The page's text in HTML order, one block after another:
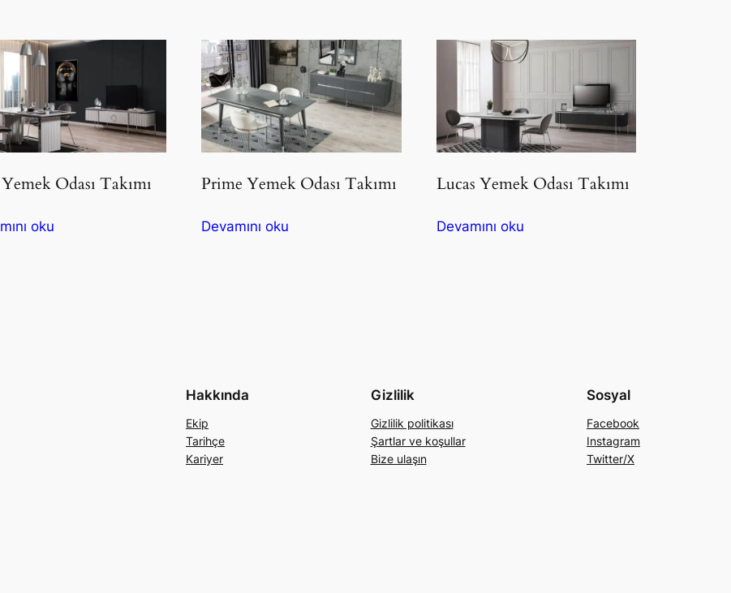
Odası Takımı
oku
Prime Yemek Odası Takımı
Devamını oku
Lucas Yemek Odası Takımı
Devamını oku
Hakkında
Ekip
Tarihçe
Kariyer
Gizlilik
Gizlilik politikası
Şartlar ve koşullar
Bize ulaşın
Sosyal
Facebook
Instagram
Twitter/X